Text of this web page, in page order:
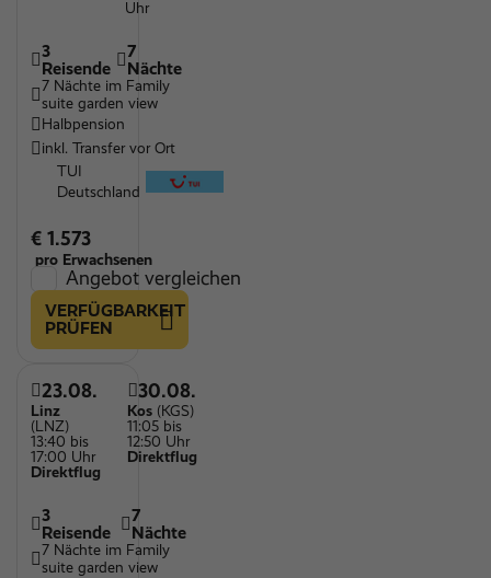
Uhr
3
Reisende
7
Nächte
7 Nächte im Family
suite garden view
Halbpension
inkl. Transfer vor Ort
TUI
Deutschland
€ 1.573
pro Erwachsenen
Angebot vergleichen
VERFÜGBARKEIT
PRÜFEN
23.08.
Linz
(LNZ)
13:40 bis
17:00 Uhr
Direktflug
30.08.
Kos (KGS)
11:05 bis
12:50 Uhr
Direktflug
3
Reisende
7
Nächte
7 Nächte im Family
suite garden view